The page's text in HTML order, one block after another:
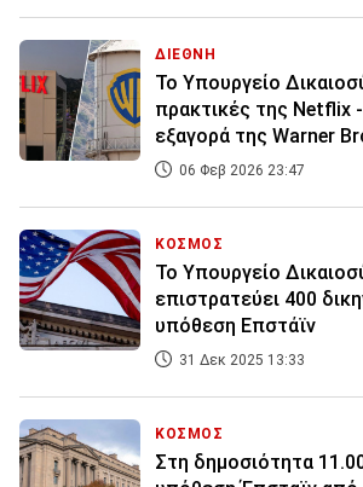
ΔΙΕΘΝΗ
Το Υπουργείο
πρακτικές της Netflix
εξαγορά της Warner
06 Φεβ 2026 23:47
ΚΟΣΜΟΣ
Το Υπουργείο
επιστρατεύει 400
υπόθεση Επστάϊν
31 Δεκ 2025 13:33
ΚΟΣΜΟΣ
Στη δημοσιότητα